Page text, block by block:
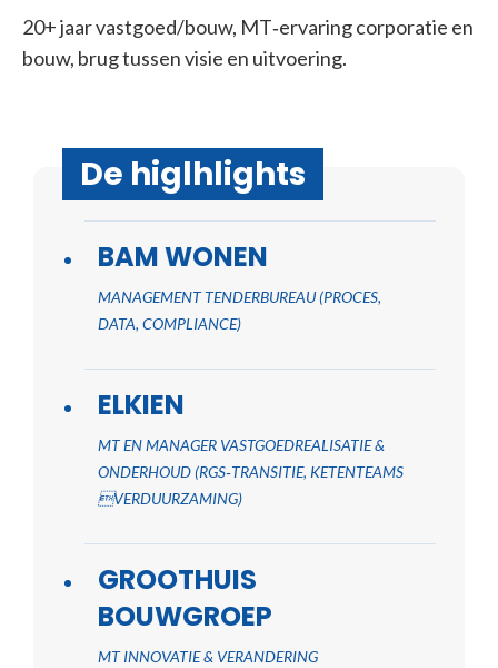
20+ jaar vastgoed/bouw, MT‑ervaring corporatie en
bouw, brug tussen visie en uitvoering.
De higlhlights
BAM WONEN
MANAGEMENT TENDERBUREAU (PROCES,
DATA, COMPLIANCE)
ELKIEN
MT EN MANAGER VASTGOEDREALISATIE &
ONDERHOUD (RGS‑TRANSITIE, KETENTEAMS
VERDUURZAMING)
GROOTHUIS
BOUWGROEP
MT INNOVATIE & VERANDERING